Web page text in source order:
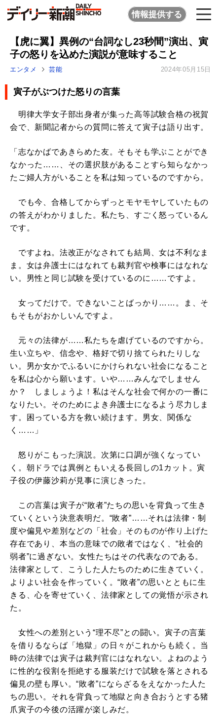
情報提供する
【虎に翼】異例の“台詞なし23秒間”演出、寅
子の怒りを込めた演説が意味すること
エンタメ 芸能 2024年05月15日
寅子がぶつけた怒りの言葉
明律大学女子部出身者が集った高等試験合格の祝賀
会で、新聞記者からの質問に答えて寅子は語り出す。
「志なかばであきらめた友。そもそも学ぶことができ
なかった……、その選択肢があることすら知らなかっ
たご婦人方がいることを私は知っているのですから。
でも今、合格してからずっとモヤモヤしていたもの
の答えがわかりました。私たち、すごく怒っているん
です。
ですよね。法改正がなされても結局、女は不利なま
ま。女は弁護士にはなれても裁判官や検事にはなれな
い。男性と同じ試験を受けているのに……ですよ。
女ってだけで。できないことばっかり……。ま、そ
もそもがおかしいんですよ。
元々の法律が……私たちを虐げているのですから。
生い立ちや、信念や、格好で切り捨てられたりしな
い。男か女かでふるいにかけられない社会になること
を私は心から願います。いや……みんなでしません
か？ しましょうよ！私はそんな社会で何かの一番に
なりたい。そのためによき弁護士になるよう尽力しま
す。困っている方を救い続けます。男女、関係な
く……」
怒りがこもった演説。次第に口調が強くなってい
く。朝ドラでは異例ともいえる長回しの1カット。寅
子役の伊藤沙莉が見事に演じきった。
この言葉は寅子が“敗者”たちの思いを背負って生き
ていくという決意表明だ。“敗者”……それは法律・制
度や偏見や差別などの「社会」そのものが作り上げた
存在であり、本当の意味での敗者ではなく、“社会的
弱者”に過ぎない。女性たちはその代表なのである。
法律家として、こうした人たちのために生きていく。
よりよい社会を作っていく。“敗者”の思いとともに生
きる、心を寄せていく、法律家としての覚悟が示され
た。
女性への差別という“理不尽”との闘い。寅子の言葉
を借りるならば「地獄」の日々がこれからも続く。当
時の法律では寅子は裁判官にはなれない。よねのよう
に性的な役割を拒絶する服装だけで試験を落とされる
偏見の壁も厚い。“敗者”にならざるをえなかった人た
ちの思い。それを背負って地獄と向き合おうとする猪
爪寅子の今後の活躍が楽しみだ。